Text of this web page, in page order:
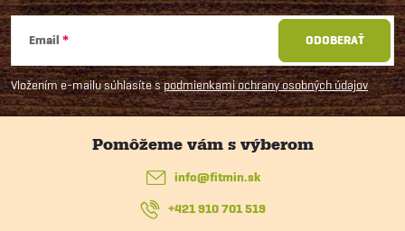
Z
á
p
Email
Vložením e-mailu súhlasíte spodmienkami ochrany osobných údajov
ODOBERAŤ
info@fitmin.sk
+421 910 701 519